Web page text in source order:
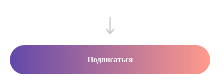
Подписаться